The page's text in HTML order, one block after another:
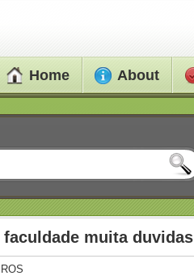
Home About
muita duvidas